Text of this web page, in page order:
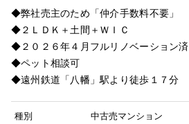
◆弊社売主のため「仲介手数料不要」
◆２ＬＤＫ＋土間＋ＷＩＣ
◆２０２６年４月フルリノベーション済
◆ペット相談可
◆遠州鉄道「八幡」駅より徒歩１７分
種別 中古売マンション